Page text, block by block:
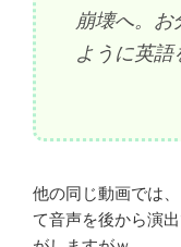
崩壊へ。
ように英語
他の同じ動画では
て音声を後から演